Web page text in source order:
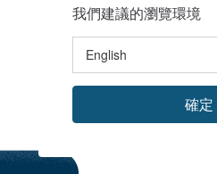
我們建議的瀏覽環境
確定